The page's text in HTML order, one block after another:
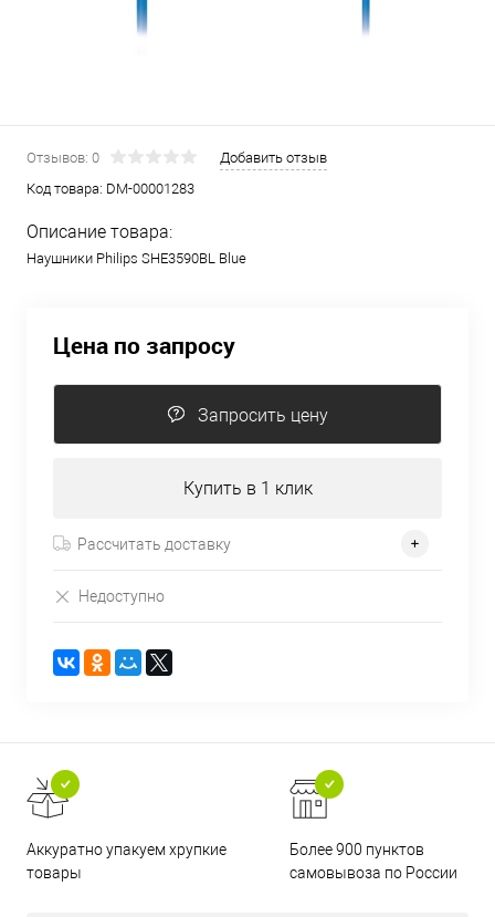
Отзывов: 0
Добавить отзыв
Код товара: DM-00001283
Описание товара:
Наушники Philips SHE3590BL Blue
Цена по запросу
Запросить цену
Купить в 1 клик
Рассчитать доставку
Недоступно
Аккуратно упакуем хрупкие
товары
Более 900 пунктов
самовывоза по России